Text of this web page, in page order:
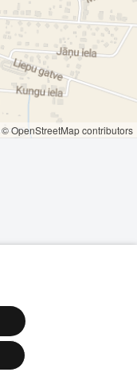
© OpenStreetMap contributors